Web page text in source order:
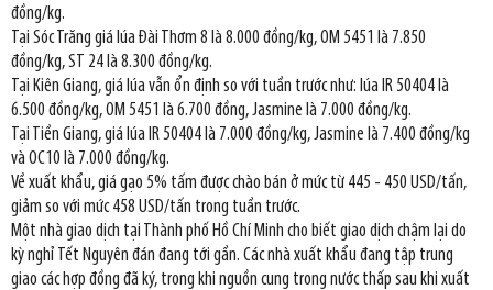
đồng/kg.
Tại Sóc Trăng giá lúa Đài Thơm 8 là 8.000 đồng/kg, OM 5451 là 7.850
đồng/kg, ST 24 là 8.300 đồng/kg.
Tại Kiên Giang, giá lúa vẫn ổn định so với tuần trước như: lúa IR 50404 là
6.500 đồng/kg, OM 5451 là 6.700 đồng, Jasmine là 7.000 đồng/kg.
Tại Tiền Giang, giá lúa IR 50404 là 7.000 đồng/kg, Jasmine là 7.400 đồng/kg
và OC10 là 7.000 đồng/kg.
Về xuất khẩu, giá gạo 5% tấm được chào bán ở mức từ 445 - 450 USD/tấn,
giảm so với mức 458 USD/tấn trong tuần trước.
Một nhà giao dịch tại Thành phố Hồ Chí Minh cho biết giao dịch chậm lại do
kỳ nghỉ Tết Nguyên đán đang tới gần. Các nhà xuất khẩu đang tập trung
giao các hợp đồng đã ký, trong khi nguồn cung trong nước thấp sau khi xuất